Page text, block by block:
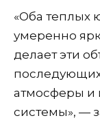
«Оба теплых
умеренно
делает эти
атмосферы и
системы», —